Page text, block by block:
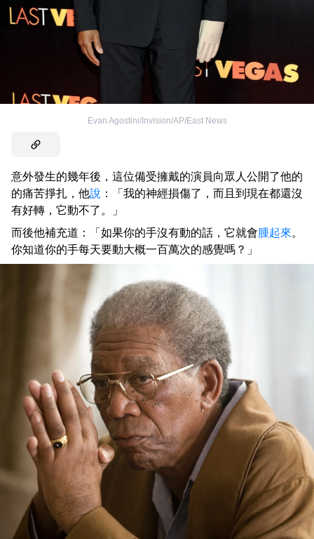
Evan Agostini/Invision/AP/East News
意外發生的幾年後，這位備受擁戴的演員向眾人公開了他的
的痛苦掙扎，他說 ：「我的神經損傷了，而且到現在都還沒
有好轉，它動不了。」
而後他補充道：「如果你的手沒有動的話，它就會腫起來。
你知道你的手每天要動大概一百萬次的感覺嗎？」